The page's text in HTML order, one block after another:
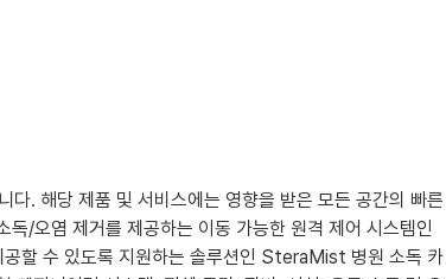
. 해당 제품 및 서비스에는 영향을 받은 모든 공간의 빠른
/오염 제거를 제공하는 이동 가능한 원격 제어 시스템인
할 수 있도록 지원하는 솔루션인 SteraMist 병원 소독 카